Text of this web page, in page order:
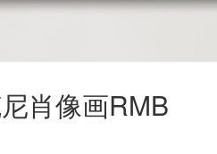
肖像画RMB